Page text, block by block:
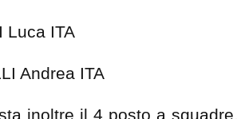
Luca ITA
Andrea ITA
inoltre il 4 posto a